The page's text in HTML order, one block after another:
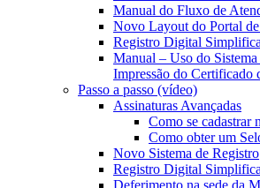
Manual do Fluxo de
Novo Layout do Portal
Registro Digital
Manual – Uso do
Impressão do Certificado
Passo a passo (vídeo)
Assinaturas Avançadas
Como se cadastrar
Como obter um
Novo Sistema de Registro
Registro Digital
Deferimento na sede da